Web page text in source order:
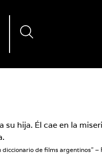
hija. Él cae en la
de films argentinos” –